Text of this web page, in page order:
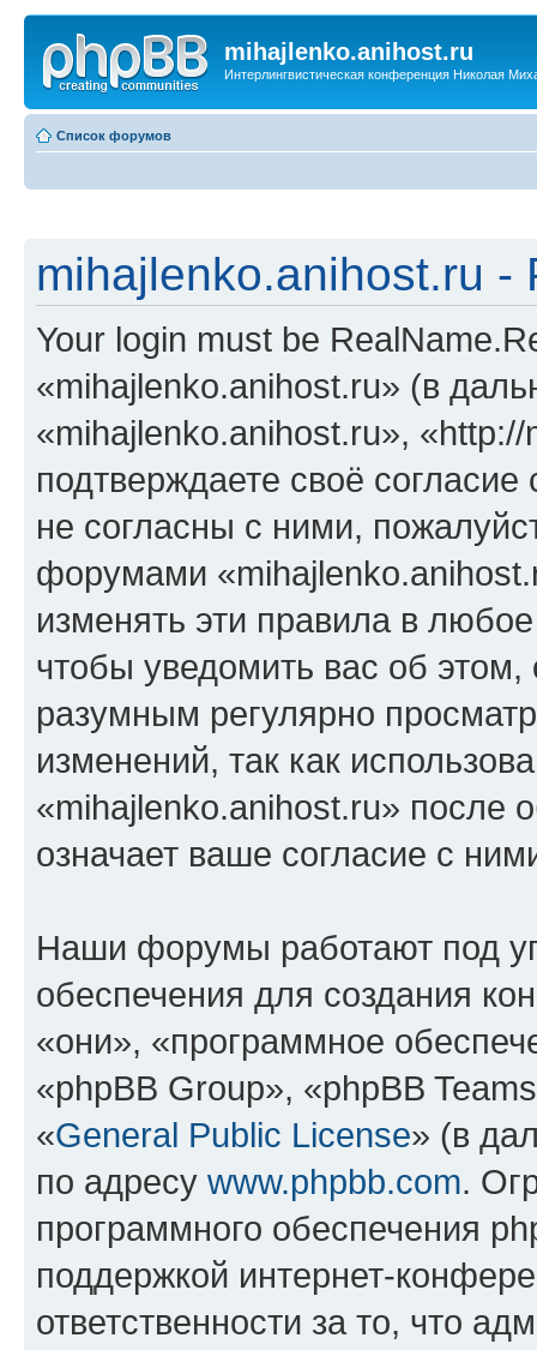
mihajlenko.anihost.ru
Интерлингвистическая конференция Николая
Список форумов
mihajlenko.anihost.ru -
Your login must be
«mihajlenko.anihost.ru» (в
«mihajlenko.anihost.ru»,
подтверждаете своё
не согласны с ними,
форумами
изменять эти правила в
чтобы уведомить вас об
разумным регулярно
изменений, так как
«mihajlenko.anihost.ru» после
означает ваше согласие с
Наши форумы работают под
обеспечения для создания
«они», «программное
«phpBB Group», «phpBB
«General Public License» (в
по адресу www.phpbb.com.
программного обеспечения
поддержкой интернет-
ответственности за то, что